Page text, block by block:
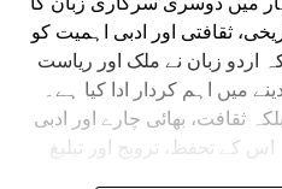
ثقافتی اور ادبی اہمیت کو
اردو زبان نے ملک اور ریاست
میں اہم کردار ادا کیا ہے۔
ثقافت، بھائی چارے اور ادبی
کے تحفظ، ترویج اور تبلیغ